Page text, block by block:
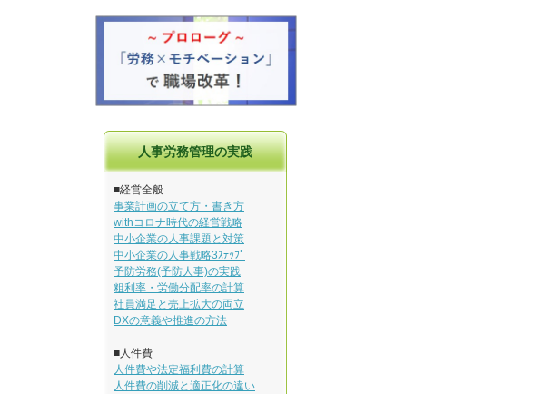
人事労務管理の実践
■経営全般
事業計画の立て方・書き方
withコロナ時代の経営戦略
中小企業の人事課題と対策
中小企業の人事戦略3ｽﾃｯﾌﾟ
予防労務(予防人事)の実践
粗利率・労働分配率の計算
社員満足と売上拡大の両立
DXの意義や推進の方法
■人件費
人件費や法定福利費の計算
人件費の削減と適正化の違い